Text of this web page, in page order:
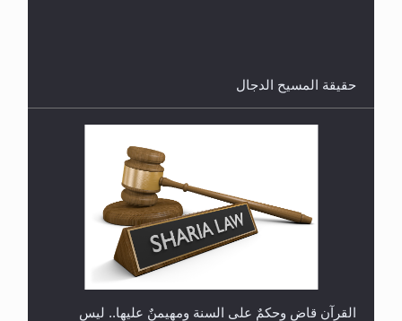
هل تعتبر الأشفار الاصطناعية (الرموش الاصطناعية)
والأظافر البلاستيكية وطلاء الأظافر حاجبا للوضوء وهل
يُسمح الصلاة بها؟
حقيقة المسيح الدجال
القرآن قاضٍ وحكمٌ على السنة ومهيمنٌ عليها.. ليس